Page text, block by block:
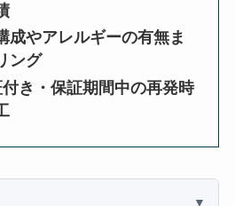
成やアレルギーの有無ま
ング
き・保証期間中の再発時